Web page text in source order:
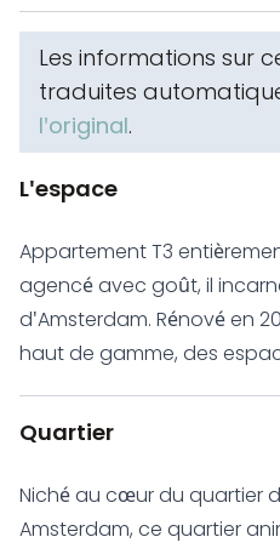
Les informations sur
traduites
l'original.
L'espace
Appartement T3
agencé avec goût, il
d'Amsterdam. Rénové en
haut de gamme, des
atmosphère calme et
quête d'un pied-à-terre citadin
meublé et prêt à
Quartier
Niché au cœur du quartier
Amsterdam, ce quartier